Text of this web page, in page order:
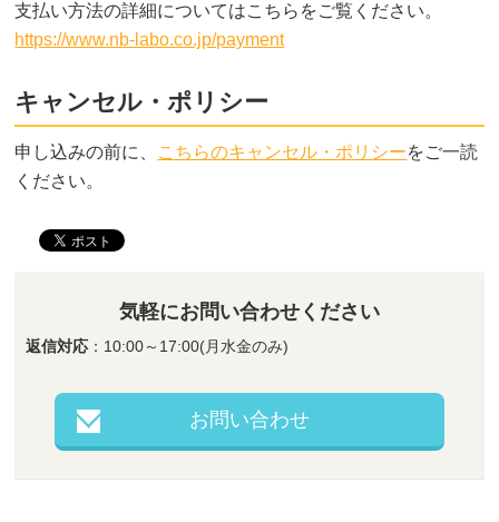
支払い方法の詳細についてはこちらをご覧ください。
https://www.nb-labo.co.jp/payment
キャンセル・ポリシー
申し込みの前に、 こちらのキャンセル・ポリシーをご一読
ください。
気軽にお問い合わせください
返信対応 ：10:00～17:00(月水金のみ)
お問い合わせ